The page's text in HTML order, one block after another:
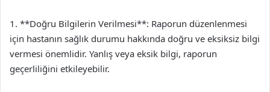
1. **Doğru Bilgilerin Verilmesi**: Raporun düzenlenmesi
için hastanın sağlık durumu hakkında doğru ve eksiksiz bilgi
vermesi önemlidir. Yanlış veya eksik bilgi, raporun
geçerliliğini etkileyebilir.